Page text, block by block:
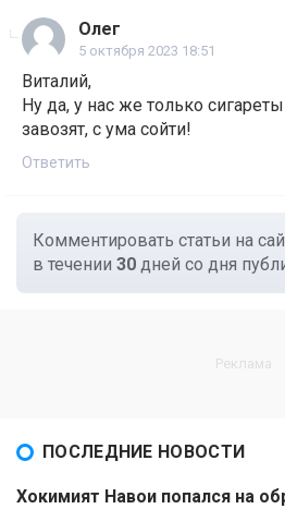
Олег
5 октября 2023 18:51
Виталий,
Ну да, у нас же только
завозят, с ума сойти!
Ответить
Комментировать статьи на
в течении 30 дней со дня
ПОСЛЕДНИЕ НОВОСТИ
Хокимият Навои попался на